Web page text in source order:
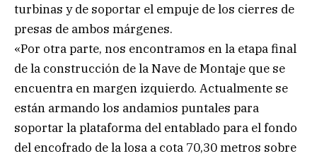
turbinas y de soportar el empuje de los cierres de
presas de ambos márgenes.
«Por otra parte, nos encontramos en la etapa final
de la construcción de la Nave de Montaje que se
encuentra en margen izquierdo. Actualmente se
están armando los andamios puntales para
soportar la plataforma del entablado para el fondo
del encofrado de la losa a cota 70,30 metros sobre